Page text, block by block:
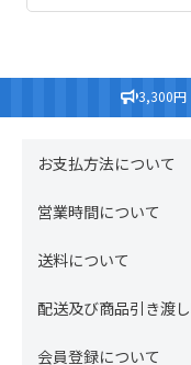
3,300円
お支払方法について
営業時間について
送料について
配送及び商品引き渡
会員登録について